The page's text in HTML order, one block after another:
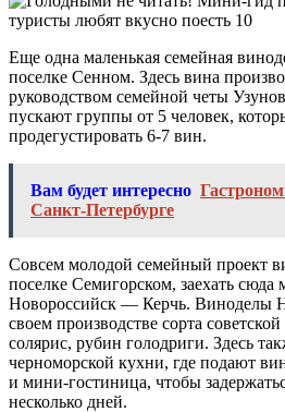
Еще одна маленькая семейная
поселке Сенном. Здесь вина
руководством семейной четы
пускают группы от 5 человек,
продегустировать 6-7 вин.
Вам будет интересно
Санкт-Петербурге
Совсем молодой семейный проект
поселке Семигорском, заехать сюда
Новороссийск — Керчь. Виноделы
своем производстве сорта
солярис, рубин голодриги. Здесь
черноморской кухни, где подают
и мини-гостиница, чтобы
несколько дней.